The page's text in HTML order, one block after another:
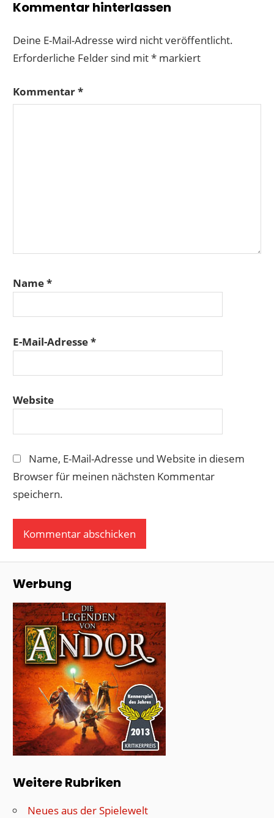
Kommentar hinterlassen
Deine E-Mail-Adresse wird nicht veröffentlicht.
Erforderliche Felder sind mit* markiert
Kommentar*
Name*
E-Mail-Adresse*
Website
Name, E-Mail-Adresse und Website in diesem
Browser für meinen nächsten Kommentar
speichern.
Werbung
Weitere Rubriken
Neues aus der Spielewelt